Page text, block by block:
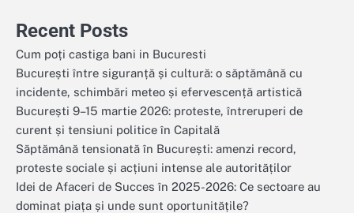
Recent Posts
Cum poți castiga bani in Bucuresti
București între siguranță și cultură: o săptămână cu
incidente, schimbări meteo și efervescență artistică
București 9–15 martie 2026: proteste, întreruperi de
curent și tensiuni politice în Capitală
Săptămână tensionată în București: amenzi record,
proteste sociale și acțiuni intense ale autorităților
Idei de Afaceri de Succes în 2025-2026: Ce sectoare au
dominat piața și unde sunt oportunitățile?